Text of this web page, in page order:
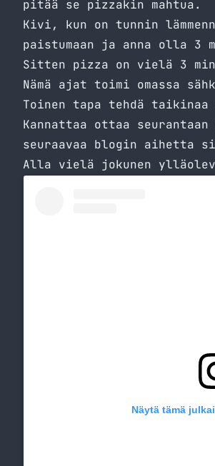
pitää se pizzakin mahtua.
Kivi, kun on tunnin
paistumaan ja anna olla
Sitten pizza on vielä 3
Nämä ajat toimi omassa
Toinen tapa tehdä
Kannattaa ottaa seurantaan
seuraavaa blogin aihetta
Alla vielä jokunen
Näytä tämä